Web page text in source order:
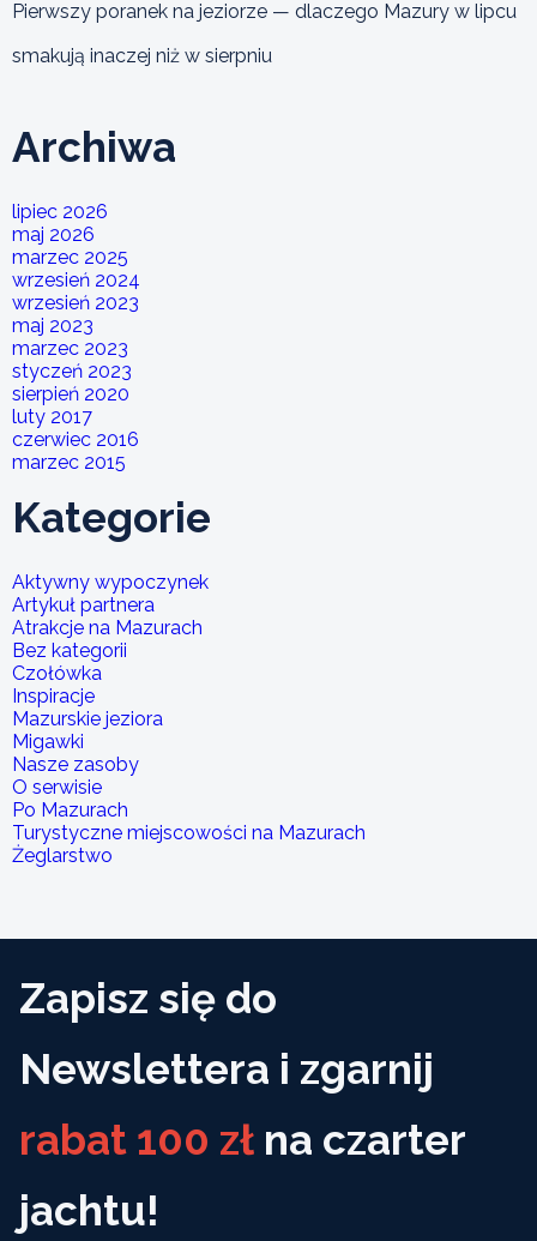
Pierwszy poranek na jeziorze — dlaczego Mazury w lipcu
smakują inaczej niż w sierpniu
Archiwa
lipiec 2026
maj 2026
marzec 2025
wrzesień 2024
wrzesień 2023
maj 2023
marzec 2023
styczeń 2023
sierpień 2020
luty 2017
czerwiec 2016
marzec 2015
Kategorie
Aktywny wypoczynek
Artykuł partnera
Atrakcje na Mazurach
Bez kategorii
Czołówka
Inspiracje
Mazurskie jeziora
Migawki
Nasze zasoby
O serwisie
Po Mazurach
Turystyczne miejscowości na Mazurach
Żeglarstwo
Zapisz się do
Newslettera i zgarnij
rabat 100 zł na czarter
jachtu!